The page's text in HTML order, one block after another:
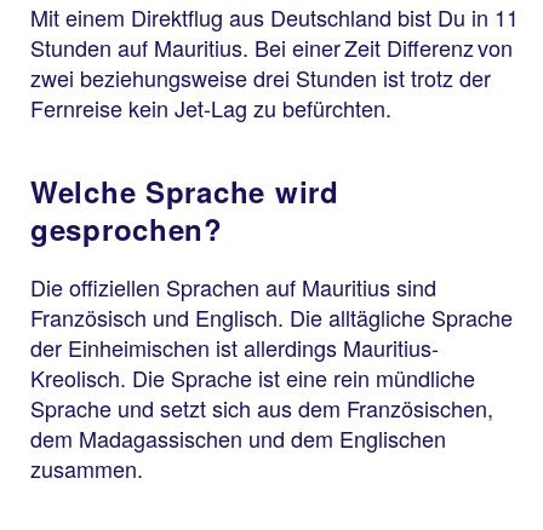
Mit einem Direktflug aus Deutschland bist Du in 11
Stunden auf Mauritius. Bei einer Zeit Differenz von
zwei beziehungsweise drei Stunden ist trotz der
Fernreise kein Jet-Lag zu befürchten.
Welche Sprache wird
gesprochen?
Die offiziellen Sprachen auf Mauritius sind
Französisch und Englisch. Die alltägliche Sprache
der Einheimischen ist allerdings Mauritius-
Kreolisch. Die Sprache ist eine rein mündliche
Sprache und setzt sich aus dem Französischen,
dem Madagassischen und dem Englischen
zusammen.